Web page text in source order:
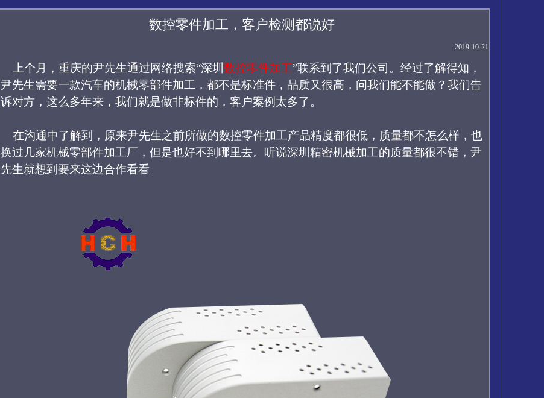
数控零件加工，客户检测都说好
2019-10-21
上个月，重庆的尹先生通过网络搜索“深圳 数控零件加工”联系到了我们公司。经过了解得知，
尹先生需要一款汽车的机械零部件加工，都不是标准件，品质又很高，问我们能不能做？我们告
诉对方，这么多年来，我们就是做非标件的，客户案例太多了。
在沟通中了解到 ，原来尹先生之前所做的数控零件加工产品精度都很低，质量都不怎么样，也
换过几家机械零部件加工厂，但是也好不到哪里去。听说深圳精密机械加工的质量都很不错，尹
先生就想到要来这边合作看看。